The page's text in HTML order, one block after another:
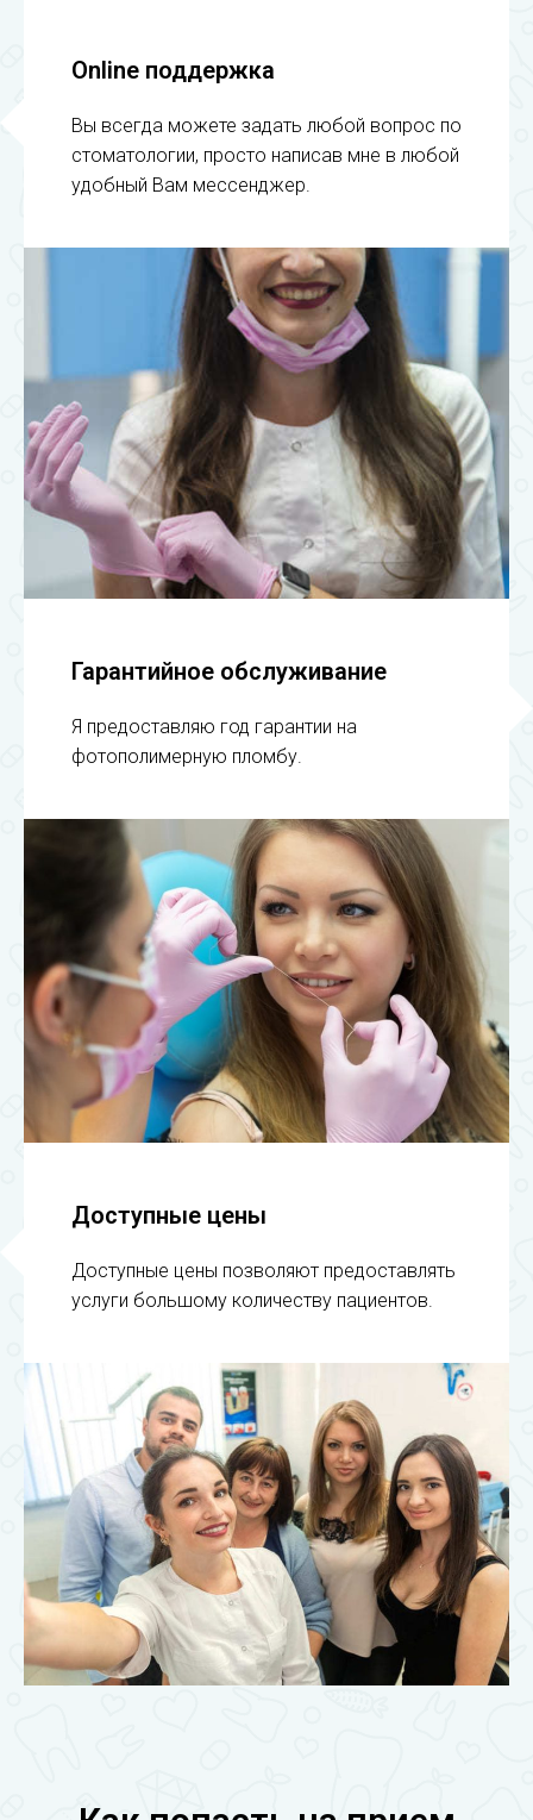
Гарантийное обслуживание
Я предоставляю год гарантии на
фотополимерную пломбу.
Online поддержка
Вы всегда можете задать любой вопрос по
стоматологии, просто написав мне в любой
удобный Вам мессенджер.
Доступные цены
Доступные цены позволяют предоставлять
услуги большому количеству пациентов.